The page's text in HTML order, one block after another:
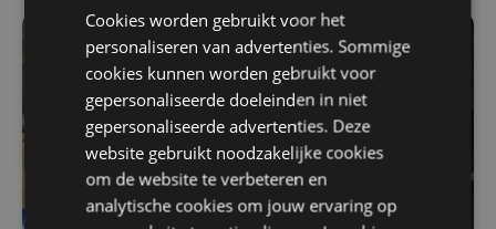
Cookies worden gebruikt voor het
personaliseren van advertenties. Sommige
cookies kunnen worden gebruikt voor
gepersonaliseerde doeleinden in niet
gepersonaliseerde advertenties. Deze
website gebruikt noodzakelijke cookies
om de website te verbeteren en
analytische cookies om jouw ervaring op